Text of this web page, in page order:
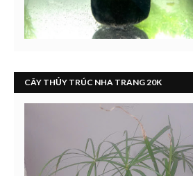
CÂY THỦY TRÚC NHA TRANG 20K